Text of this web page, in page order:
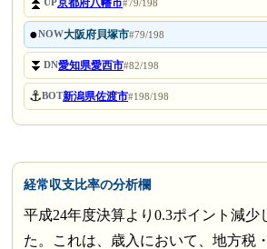
⏫ UP京都府八幡市#79/198
●NOW大阪府貝塚市#79/198
⏬DN愛知県愛西市#82/198
⚓BOT新潟県佐渡市#198/198
経常収支比率の分析欄
平成24年度決算より0.3ポイント減少
た。これは、歳入において、地方税